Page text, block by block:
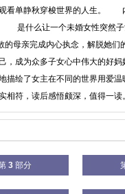
单静秋穿梭世界的人生。 内
么让一个未婚女性突然子
母亲完成内心执念，解脱她们
己，成为众多子女心中伟大的
描绘了女主在不同的世界用爱
相符，读后感悟颇深，值得一读
3部分